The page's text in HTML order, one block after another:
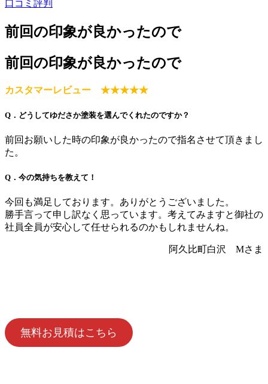
口コミ評判
前回の印象が良かったので
前回の印象が良かったので
カスタマーレビュー ★★★★★
Q．どうしてゆださか塗装を選んでくれたのですか？
前回お願いした時の印象が良かったので指名させて頂きまし
た。
Q．今の気持ちを教えて！
今回も満足しております。ありがとうございました。
勝手言って申し訳なく思っています。考えてみますと御社の
社員全員が安心して任せられるのかもしれませんね。
阿久比町白沢 Mさま
無料お見積はこちら